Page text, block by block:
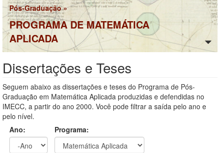
Pós-Graduação»
PROGRAMA DE MATEMÁTICA
APLICADA
Dissertações e Teses
Seguem abaixo as dissertações e teses do Programa de Pós-
Graduação em Matemática Aplicada produzidas e defendidas no
IMECC, a partir do ano 2000. Você pode filtrar a saída pelo ano e
pelo nível.
Ano:
Programa: